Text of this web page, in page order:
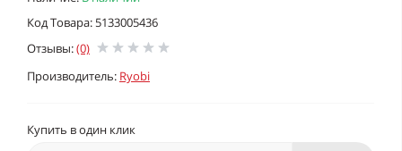
Код Товара: 5133005436
Отзывы:(0)
Производитель: Ryobi
Купить в один клик